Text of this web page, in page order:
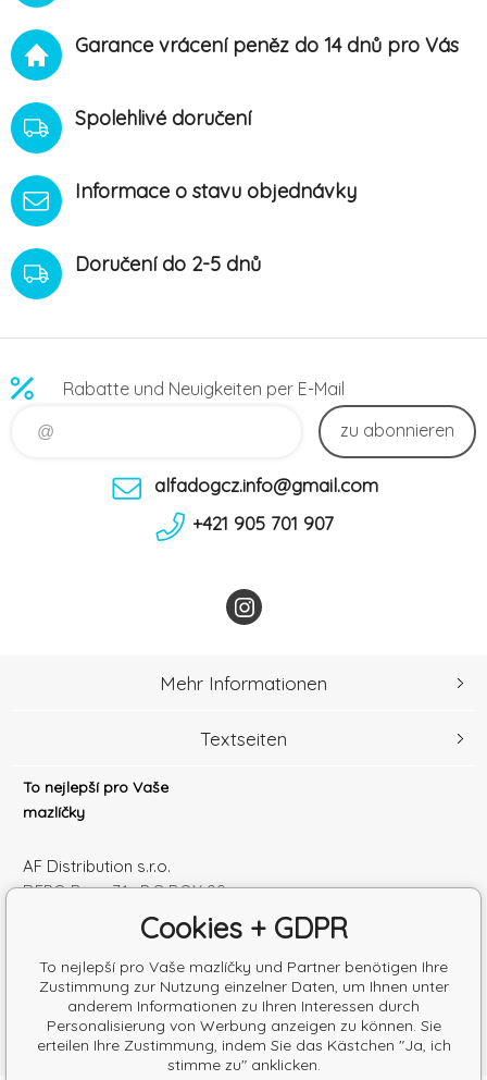
variantě bez mléka.
Garance vrácení peněz do 14 dnů pro Vás
Spolehlivé doručení
Informace o stavu objednávky
Doručení do 2-5 dnů
Rabatte und Neuigkeiten per E-Mail
zu abonnieren
alfadogcz.info@gmail.com
+421 905 701 907
To nejlepší pro Vaše
mazlíčky
AF Distribution s.r.o.
DEPO Brno 71 , P.O.BOX 99
Česká republika
Handelsregister Nr.: 52010180
Steuernum.: SK2120864328
Mehr Informationen
Textseiten
Cookies + GDPR
To nejlepší pro Vaše mazlíčky und Partner benötigen Ihre
Zustimmung zur Nutzung einzelner Daten, um Ihnen unter
anderem Informationen zu Ihren Interessen durch
Personalisierung von Werbung anzeigen zu können. Sie
erteilen Ihre Zustimmung, indem Sie das Kästchen "Ja, ich
stimme zu" anklicken.